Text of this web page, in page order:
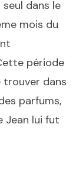
dans le
mois du
période
trouver dans
parfums,
Jean lui fut